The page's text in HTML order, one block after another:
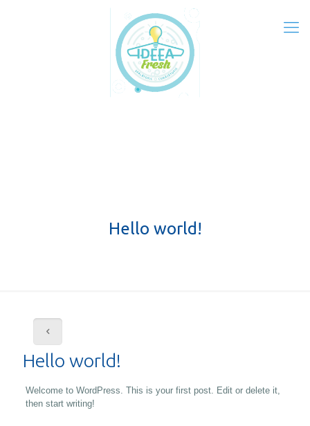
Hello world!
Hello world!
Welcome to WordPress. This is your first post. Edit or delete it,
then start writing!